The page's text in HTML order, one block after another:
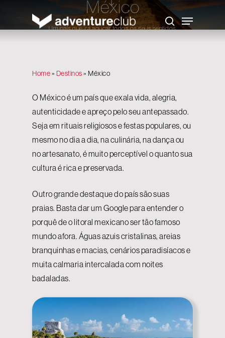
search
Menu
México
Um país que irá aguçar todos os seus sentidos
Home» Destinos» México
O México é um país que exala vida, alegria,
autenticidade e apreço pelo seu antepassado.
Seja em rituais religiosos e festas populares, ou
mesmo no dia a dia, na culinária, na dança ou
no artesanato, é muito perceptível o quanto sua
cultura é rica e preservada.
Outro grande destaque do país são suas
praias. Basta dar um Google para entender o
porquê de o litoral mexicano ser tão famoso
mundo afora. Águas azuis cristalinas, areias
branquinhas e macias, cenários paradisíacos e
muita calmaria intercalada com noites
badaladas.